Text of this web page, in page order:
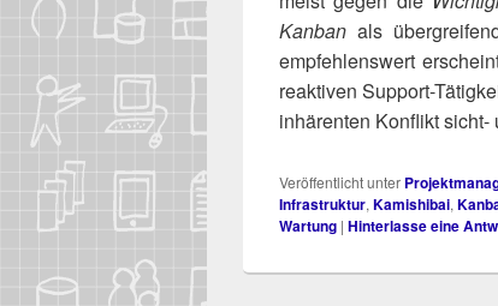
Kan­ban als
emp­feh­lens­wert
reak­ti­ven Sup­port-
inhä­ren­ten Kon­flikt
Veröffentlicht unter
Infrastruktur, Kamishibai,
Wartung | Hinterlasse eine